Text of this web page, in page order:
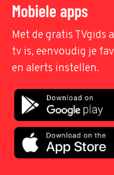
Mobiele apps
Met de gratis TVgids
tv is, eenvoudig je
en alerts instellen.